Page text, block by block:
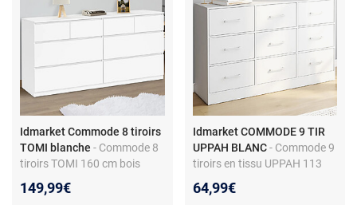
Idmarket Commode 8 tiroirs
TOMI blanche - Commode 8
tiroirs TOMI 160 cm bois
149,99€
Idmarket COMMODE 9 TIR
UPPAH BLANC - Commode 9
tiroirs en tissu UPPAH 113
bois blanc
64,99€